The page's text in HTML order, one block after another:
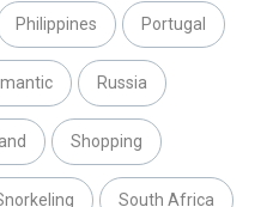
Philippines Portugal
Russia
Shopping
South Africa